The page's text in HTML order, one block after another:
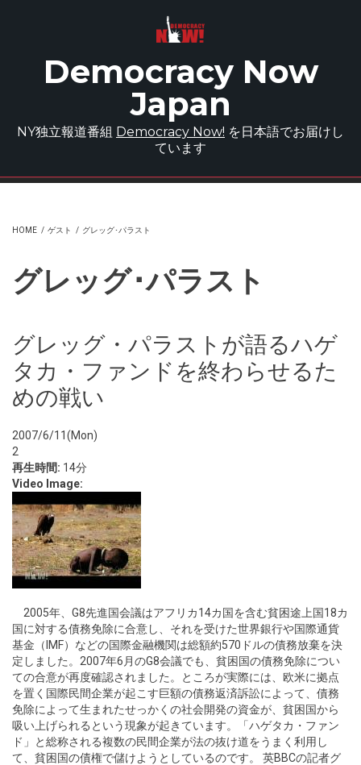
Democracy Now
Japan
NY独立報道番組 Democracy Now! を日本語でお届けし
ています
HOME / ゲスト / グレッグ･パラスト
グレッグ･パラスト
グレッグ・パラストが語るハゲ
タカ・ファンドを終わらせるた
めの戦い
2007/6/11(Mon)
2
再生時間: 14分
Video Image:
2005年、G8先進国会議はアフリカ14カ国を含む貧困途上国18カ
国に対する債務免除に合意し、それを受けた世界銀行や国際通貨
基金（IMF）などの国際金融機関は総額約570ドルの債務放棄を決
定しました。2007年6月のG8会議でも、貧困国の債務免除につい
ての合意が再度確認されました。ところが実際には、欧米に拠点
を置く国際民間企業が起こす巨額の債務返済訴訟によって、債務
免除によって生まれたせっかくの社会開発の資金が、貧困国から
吸い上げられるという現象が起きています。「ハゲタカ・ファン
ド」と総称される複数の民間企業が法の抜け道をうまく利用し
て、貧困国の債権で儲けようとしているのです。 英BBCの記者グ